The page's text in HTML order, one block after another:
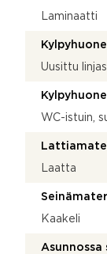
Laminaatti
Uusittu
WC-istuin,
Laatta
Kaakeli
Asunnossa